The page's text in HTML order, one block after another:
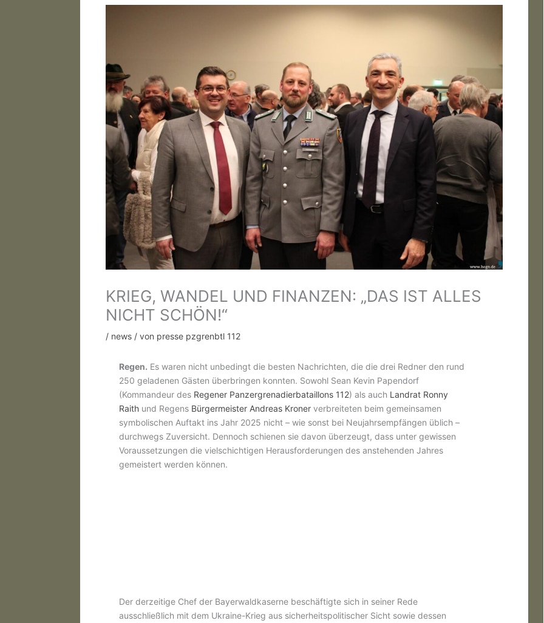
KRIEG, WANDEL UND FINANZEN: „DAS IST ALLES
NICHT SCHÖN!“
/ news / von presse pzgrenbtl 112
Regen. Es waren nicht unbedingt die besten Nachrichten, die die drei Redner den rund
250 geladenen Gästen überbringen konnten. Sowohl Sean Kevin Papendorf
(Kommandeur des Regener Panzergrenadierbataillons 112) als auch Landrat Ronny
Raith und Regens Bürgermeister Andreas Kroner verbreiteten beim gemeinsamen
symbolischen Auftakt ins Jahr 2025 nicht – wie sonst bei Neujahrsempfängen üblich –
durchwegs Zuversicht. Dennoch schienen sie davon überzeugt, dass unter gewissen
Voraussetzungen die vielschichtigen Herausforderungen des anstehenden Jahres
gemeistert werden können.
Der derzeitige Chef der Bayerwaldkaserne beschäftigte sich in seiner Rede
ausschließlich mit dem Ukraine-Krieg aus sicherheitspolitischer Sicht sowie dessen